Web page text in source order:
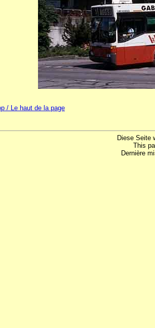
/ Le haut de la page
Diese Seite
This
Dernière